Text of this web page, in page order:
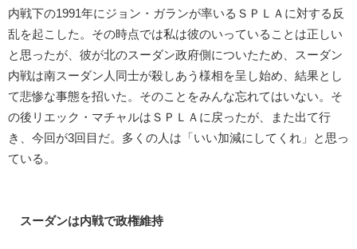
内戦下の1991年にジョン・ガランが率いるＳＰＬＡに対する反
乱を起こした。その時点では私は彼のいっていることは正しい
と思ったが、彼が北のスーダン政府側についたため、スーダン
内戦は南スーダン人同士が殺しあう様相を呈し始め、結果とし
て悲惨な事態を招いた。そのことをみんな忘れてはいない。そ
の後リエック・マチャルはＳＰＬＡに戻ったが、また出て行
き、今回が3回目だ。多くの人は「いい加減にしてくれ」と思っ
ている。
スーダンは内戦で政権維持